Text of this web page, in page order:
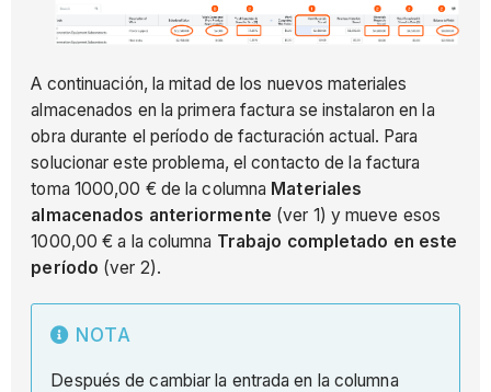
A continuación, la mitad de los nuevos materiales
almacenados en la primera factura se instalaron en la
obra durante el período de facturación actual. Para
solucionar este problema, el contacto de la factura
toma 1000,00 € de la columna Materiales
almacenados anteriormente (ver 1) y mueve esos
1000,00 € a la columna Trabajo completado en este
período (ver 2).
NOTA
Después de cambiar la entrada en la columna